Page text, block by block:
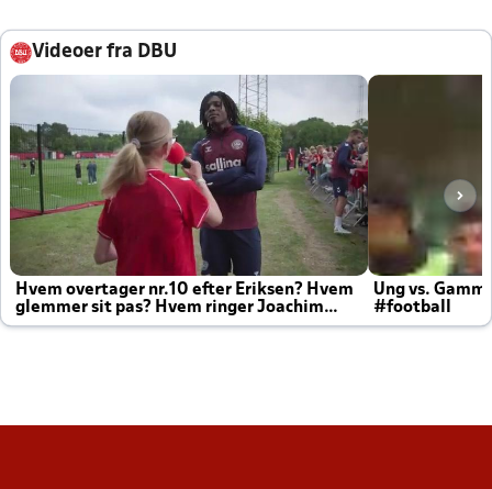
Videoer fra DBU
Hvem overtager nr.10 efter Eriksen? Hvem
glemmer sit pas? Hvem ringer Joachim
altid til efter kampe?
Ung vs.
#football